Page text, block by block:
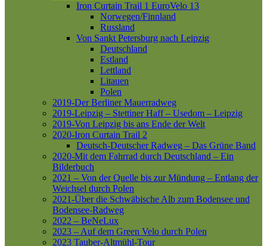
Iron Curtain Trail 1 EuroVelo 13
Norwegen/Finnland
Russland
Von Sankt Petersburg nach Leipzig
Deutschland
Estland
Lettland
Litauen
Polen
2019-Der Berliner Mauerradweg
2019-Leipzig – Stettiner Haff – Usedom – Leipzig
2019-Von Leipzig bis ans Ende der Welt
2020-Iron Curtain Trail 2
Deutsch-Deutscher Radweg – Das Grüne Band
2020-Mit dem Fahrrad durch Deutschland – Ein
Bilderbuch
2021 – Von der Quelle bis zur Mündung – Entlang der
Weichsel durch Polen
2021-Über die Schwäbische Alb zum Bodensee und
Bodensee-Radweg
2022 – BeNeLux
2023 – Auf dem Green Velo durch Polen
2023 Tauber-Altmühl-Tour